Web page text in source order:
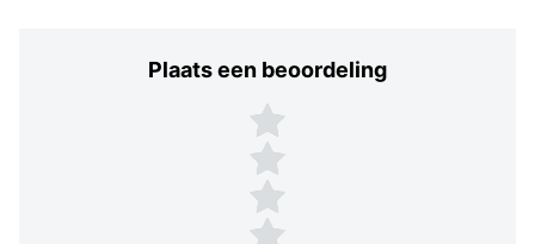
Plaats een beoordeling
Plaats een beoordeling
5 sterren
4 sterren
3 sterren
2 sterren